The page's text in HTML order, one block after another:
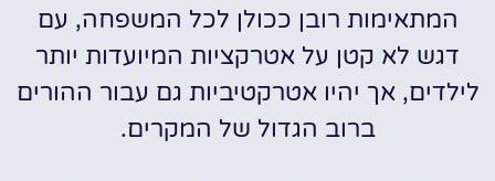
המתאימות רובן ככולן לכל המשפחה, עם
דגש לא קטן על אטרקציות המיועדות יותר
לילדים, אך יהיו אטרקטיביות גם עבור ההורים
ברוב הגדול של המקרים.